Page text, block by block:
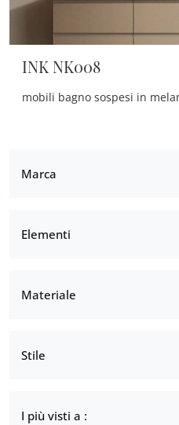
Marca
Elementi
Materiale
Stile
I più visti a :
INK NK008